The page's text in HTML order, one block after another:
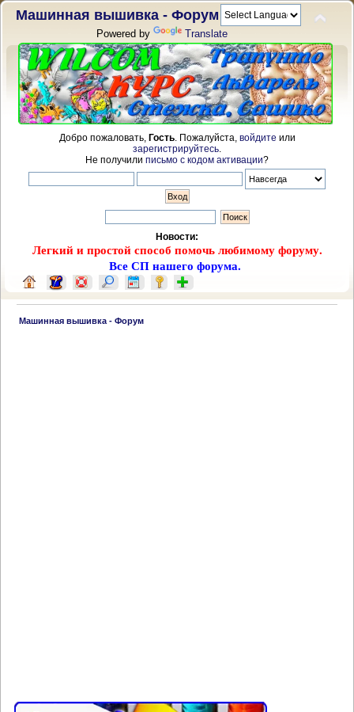
Машинная вышивка - Форум
Powered by Translate
Добро пожаловать, Гость. Пожалуйста, войдите или
зарегистрируйтесь
Не получили письмо с кодом активации?
Новости:
Легкий и простой способ помочь любимому форуму.
Все СП нашего форума.
Машинная вышивка - Форум